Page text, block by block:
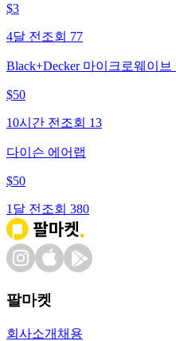
$3
4달 전 조회 77
Black+Decker 마이크로웨이브
$50
10시간 전 조회 13
다이슨 에어랩
$50
1달 전 조회 380
팔마켓
회사소개 채용